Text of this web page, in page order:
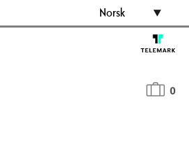
Norsk
0